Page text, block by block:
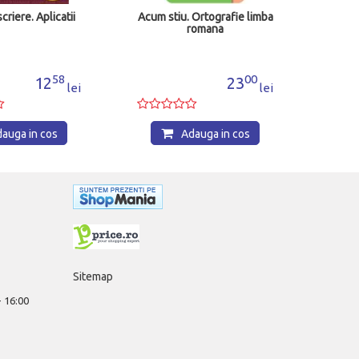
Aplicatii
1258
lei
in cos
Acum stiu. Ortografie limba
romana
2300
lei
Adauga in cos
16:00
Sitemap